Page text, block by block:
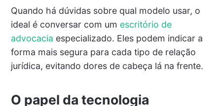
Quando há dúvidas sobre qual modelo usar, o
ideal é conversar com um escritório de
advocacia especializado. Eles podem indicar a
forma mais segura para cada tipo de relação
jurídica, evitando dores de cabeça lá na frente.
O papel da tecnologia